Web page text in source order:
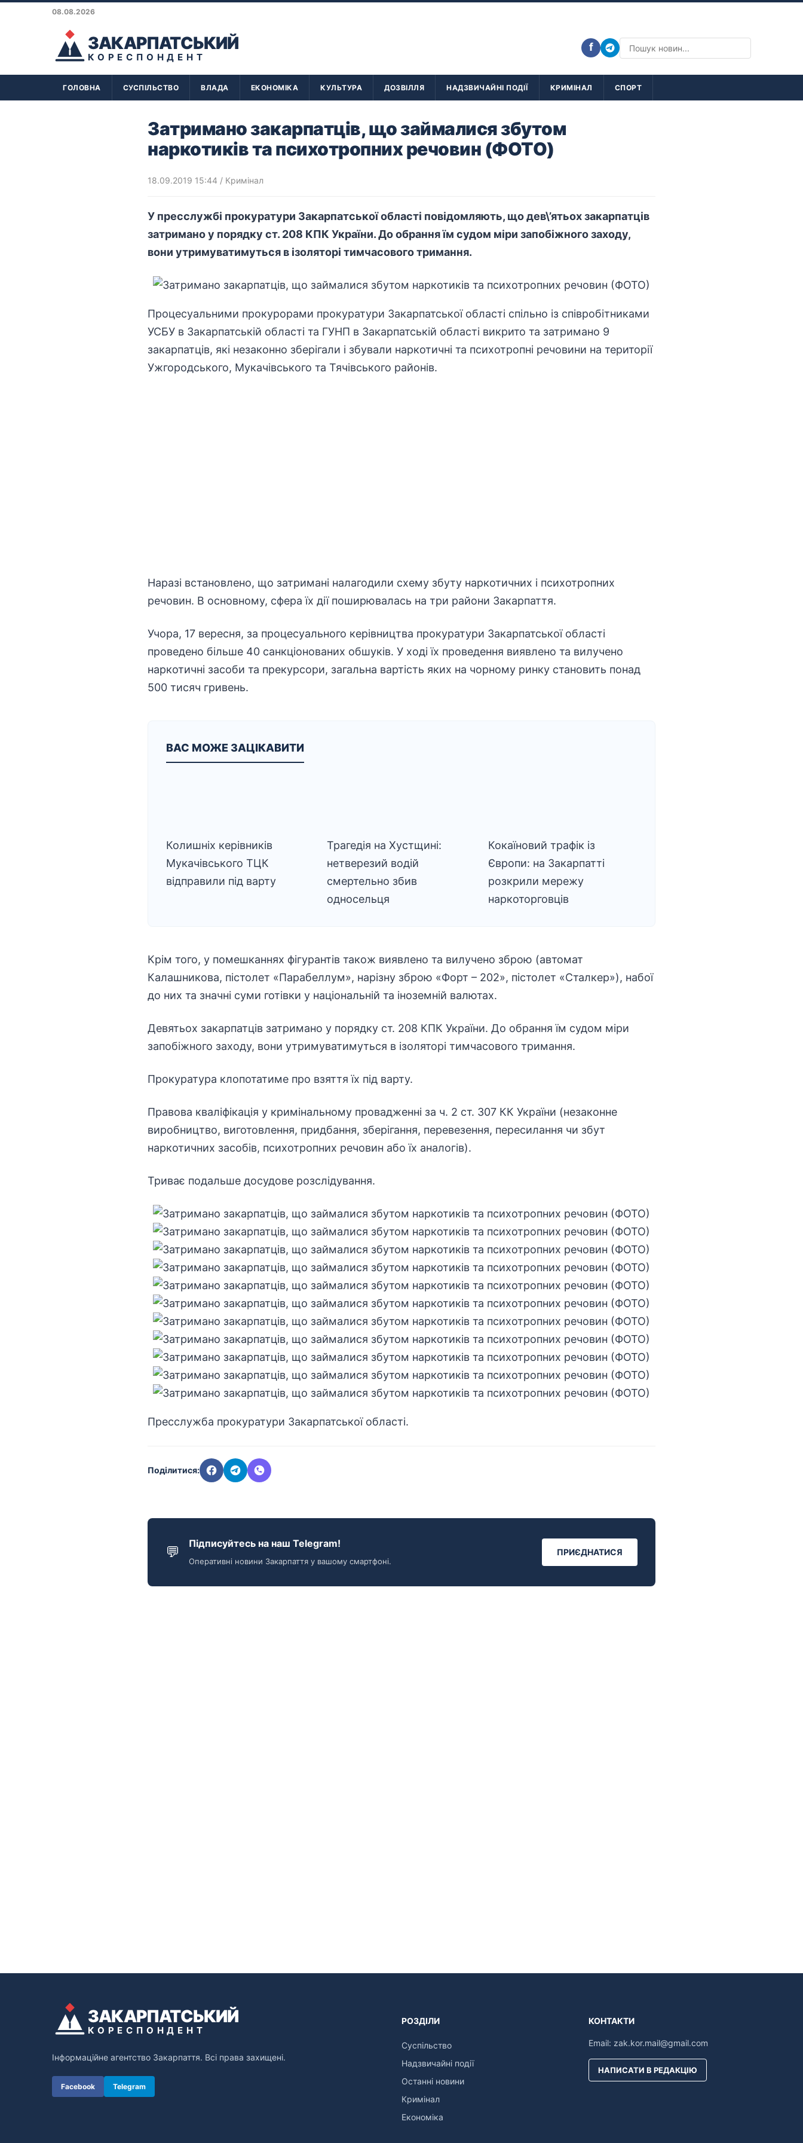
08.08.2026
ЗАКАРПАТСЬКИЙ
КОРЕСПОНДЕНТ
f
ГОЛОВНА СУСПІЛЬСТВО ВЛАДА ЕКОНОМІКА КУЛЬТУРА ДОЗВІЛЛЯ НАДЗВИЧАЙНІ ПОДІЇ КРИМІНАЛ СПОРТ
Затримано закарпатців, що займалися збутом
наркотиків та психотропних речовин (ФОТО)
18.09.2019 15:44 / Кримінал
У пресслужбі прокуратури Закарпатської області повідомляють, що дев\’ятьох закарпатців
затримано у порядку ст. 208 КПК України. До обрання їм судом міри запобіжного заходу,
вони утримуватимуться в ізоляторі тимчасового тримання.
Процесуальними прокурорами прокуратури Закарпатської області спільно із співробітниками
УСБУ в Закарпатській області та ГУНП в Закарпатській області викрито та затримано 9
закарпатців, які незаконно зберігали і збували наркотичні та психотропні речовини на території
Ужгородського, Мукачівського та Тячівського районів.
Наразі встановлено, що затримані налагодили схему збуту наркотичних і психотропних
речовин. В основному, сфера їх дії поширювалась на три райони Закарпаття.
Учора, 17 вересня, за процесуального керівництва прокуратури Закарпатської області
проведено більше 40 санкціонованих обшуків. У ході їх проведення виявлено та вилучено
наркотичні засоби та прекурсори, загальна вартість яких на чорному ринку становить понад
500 тисяч гривень.
ВАС МОЖЕ ЗАЦІКАВИТИ
Колишніх керівників
Мукачівського ТЦК
відправили під варту
Трагедія на Хустщині:
нетверезий водій
смертельно збив
односельця
Кокаїновий трафік із
Європи: на Закарпатті
розкрили мережу
наркоторговців
Крім того, у помешканнях фігурантів також виявлено та вилучено зброю (автомат
Калашникова, пістолет «Парабеллум», нарізну зброю «Форт – 202», пістолет «Сталкер»), набої
до них та значні суми готівки у національній та іноземній валютах.
Девятьох закарпатців затримано у порядку ст. 208 КПК України. До обрання їм судом міри
запобіжного заходу, вони утримуватимуться в ізоляторі тимчасового тримання.
Прокуратура клопотатиме про взяття їх під варту.
Правова кваліфікація у кримінальному провадженні за ч. 2 ст. 307 КК України (незаконне
виробництво, виготовлення, придбання, зберігання, перевезення, пересилання чи збут
наркотичних засобів, психотропних речовин або їх аналогів).
Триває подальше досудове розслідування.
Пресслужба прокуратури Закарпатської області.
Поділитися:
💬 Підписуйтесь на наш Telegram!
Оперативні новини Закарпаття у вашому смартфоні.
ПРИЄДНАТИСЯ
ЗАКАРПАТСЬКИЙ
КОРЕСПОНДЕНТ
Інформаційне агентство Закарпаття. Всі права захищені.
Facebook Telegram
РОЗДІЛИ
Суспільство
Надзвичайні події
Останні новини
Кримінал
Економіка
КОНТАКТИ
Email: zak.kor.mail@gmail.com
НАПИСАТИ В РЕДАКЦІЮ